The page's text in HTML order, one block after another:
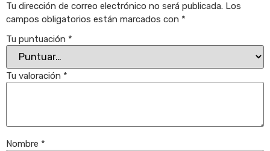
Tu dirección de correo electrónico no será publicada. Los
campos obligatorios están marcados con *
Tu puntuación *
Tu valoración *
Nombre *